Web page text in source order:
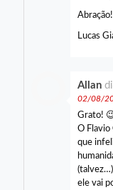
Abração!
Lucas
Allan
02/08/
Grato!
O Flavio
que
ele vai